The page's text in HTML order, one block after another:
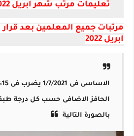
تعليمات مرتب شهر ابريل 2022
مرتبات جميع المعلمين بعد
ابريل 2022
الحافز الاضافى حسب كل درجة
بالصورة التالية